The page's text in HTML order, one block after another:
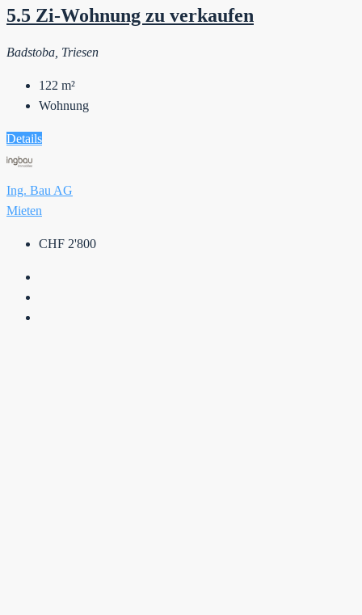
5.5 Zi-Wohnung zu verkaufen
Badstoba, Triesen
122 m²
Wohnung
Details
Ing. Bau AG
Mieten
CHF 2'800